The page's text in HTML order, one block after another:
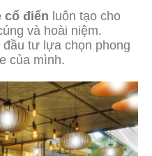
cổ điển luôn tạo cho
và hoài niệm.
tư lựa chọn phong
của mình.